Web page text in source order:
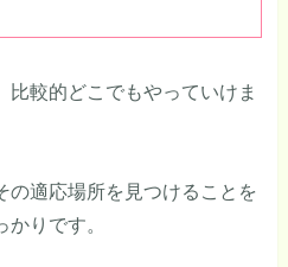
比較的どこでもやっていけま
の適応場所を見つけることを
りです。